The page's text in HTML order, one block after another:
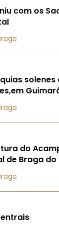
com os
solenes
do
de Braga do